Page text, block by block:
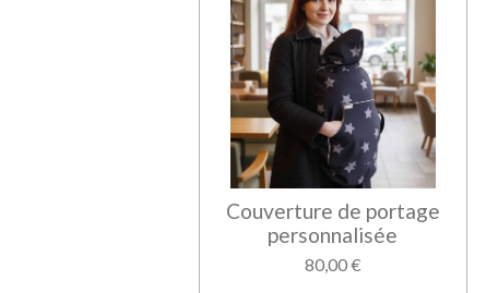
Couverture de portage
personnalisée
80,00 €